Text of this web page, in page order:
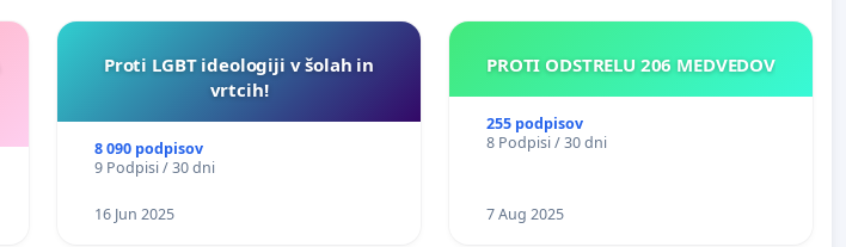
Proti LGBT ideologiji v šolah in
vrtcih!
8 090 podpisov
9 Podpisi / 30 dni
16 Jun 2025
PROTI ODSTRELU 206 MEDVEDOV
255 podpisov
8 Podpisi / 30 dni
7 Aug 2025